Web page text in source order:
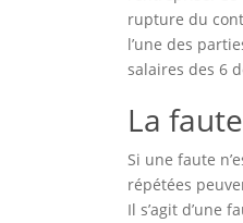
rupture du
l’une des
salaires des 6
La
Si une faute
répétées
Il s’agit d’une